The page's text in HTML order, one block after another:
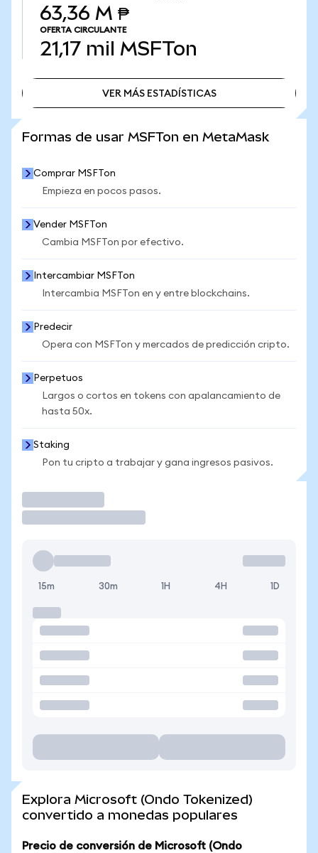
63,36 M ₱
OFERTA CIRCULANTE
21,17 mil MSFTon
VER MÁS ESTADÍSTICAS
Formas de usar MSFTon en MetaMask
Comprar MSFTon
Empieza en pocos pasos.
Vender MSFTon
Cambia MSFTon por efectivo.
Intercambiar MSFTon
Intercambia MSFTon en y entre blockchains.
Predecir
Opera con MSFTon y mercados de predicción cripto.
Perpetuos
Largos o cortos en tokens con apalancamiento de
hasta 50x.
Staking
Pon tu cripto a trabajar y gana ingresos pasivos.
15m 30m 1H 4H 1D
Explora Microsoft (Ondo Tokenized)
convertido a monedas populares
Precio de conversión de Microsoft (Ondo